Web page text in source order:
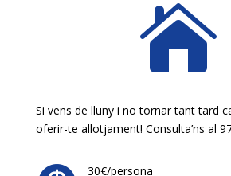

Si vens de lluny i no tornar tant tard
oferir-te allotjament! Consulta’ns al
30€/persona